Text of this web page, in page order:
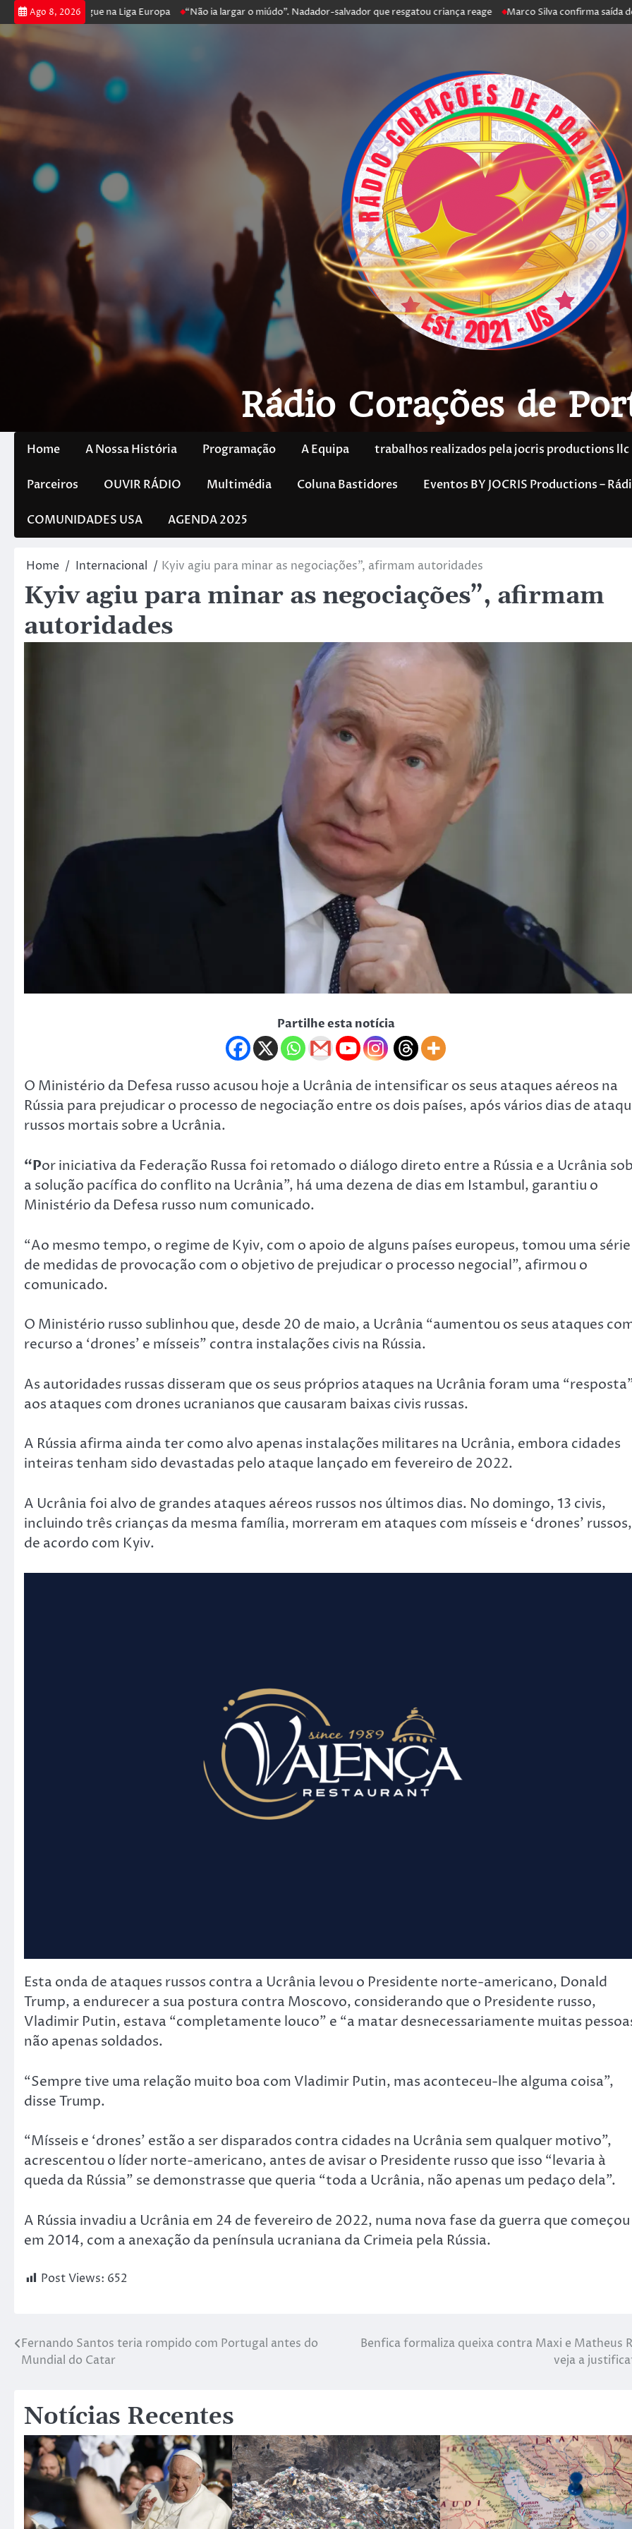
Ago 8, 2026
e prossegue na Liga Europa “Não ia largar o miúdo”. Nadador-salvador que resgatou criança reage Marco Silva confirma saída de
Rádio Corações de
Home A Nossa História Programação A Equipa trabalhos realizados pela jocris productions llc
Parceiros OUVIR RÁDIO Multimédia Coluna Bastidores Eventos BY JOCRIS Productions –
COMUNIDADES USA AGENDA 2025
Home Internacional Kyiv agiu para minar as negociações”, afirmam autoridades
Kyiv agiu para minar as negociações”, afirmam
autoridades
Partilhe esta notícia
O Ministério da Defesa russo acusou hoje a Ucrânia de intensificar os seus ataques aéreos na
Rússia para prejudicar o processo de negociação entre os dois países, após vários dias de
russos mortais sobre a Ucrânia.
“Por iniciativa da Federação Russa foi retomado o diálogo direto entre a Rússia e a Ucrânia
a solução pacífica do conflito na Ucrânia”, há uma dezena de dias em Istambul, garantiu o
Ministério da Defesa russo num comunicado.
“Ao mesmo tempo, o regime de Kyiv, com o apoio de alguns países europeus, tomou uma série
de medidas de provocação com o objetivo de prejudicar o processo negocial”, afirmou o
comunicado.
O Ministério russo sublinhou que, desde 20 de maio, a Ucrânia “aumentou os seus ataques
recurso a ‘drones’ e mísseis” contra instalações civis na Rússia.
As autoridades russas disseram que os seus próprios ataques na Ucrânia foram uma
aos ataques com drones ucranianos que causaram baixas civis russas.
A Rússia afirma ainda ter como alvo apenas instalações militares na Ucrânia, embora cidades
inteiras tenham sido devastadas pelo ataque lançado em fevereiro de 2022.
A Ucrânia foi alvo de grandes ataques aéreos russos nos últimos dias. No domingo, 13 civis,
incluindo três crianças da mesma família, morreram em ataques com mísseis e ‘drones’ russos,
de acordo com Kyiv.
Esta onda de ataques russos contra a Ucrânia levou o Presidente norte-americano, Donald
Trump, a endurecer a sua postura contra Moscovo, considerando que o Presidente russo,
Vladimir Putin, estava “completamente louco” e “a matar desnecessariamente muitas
não apenas soldados.
“Sempre tive uma relação muito boa com Vladimir Putin, mas aconteceu-lhe alguma coisa”,
disse Trump.
“Mísseis e ‘drones’ estão a ser disparados contra cidades na Ucrânia sem qualquer motivo”,
acrescentou o líder norte-americano, antes de avisar o Presidente russo que isso “levaria à
queda da Rússia” se demonstrasse que queria “toda a Ucrânia, não apenas um pedaço dela”.
A Rússia invadiu a Ucrânia em 24 de fevereiro de 2022, numa nova fase da guerra que começou
em 2014, com a anexação da península ucraniana da Crimeia pela Rússia.
Post Views: 652
Fernando Santos teria rompido com Portugal antes do
Mundial do Catar
Benfica formaliza queixa contra Maxi e Matheus
veja a
Notícias Recentes